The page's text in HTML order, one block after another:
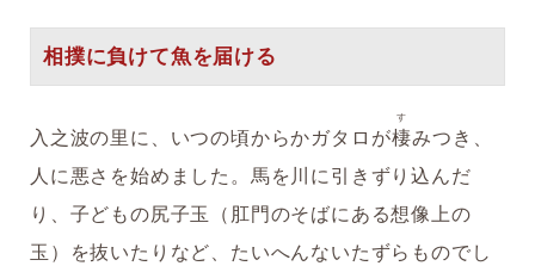
相撲に負けて魚を届ける
入之波の里に、いつの頃からかガタロが棲
す
みつき、
人に悪さを始めました。馬を川に引きずり込んだ
り、子どもの尻子玉（肛門のそばにある想像上の
玉）を抜いたりなど、たいへんないたずらものでし